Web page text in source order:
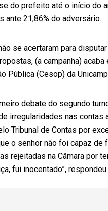
do prefeito até o início do
ante 21,86% do adversário.
se acertaram para
(a campanha) acaba
Pública (Cesop) da
debate do segundo
irregularidades nas contas
Tribunal de Contas por
o senhor não foi capaz de
rejeitadas na Câmara por
fui inocentado”, respondeu.